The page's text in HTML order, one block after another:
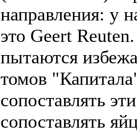
направления: у
это Geert
пытаются
томов
сопоставлять
сопоставлять